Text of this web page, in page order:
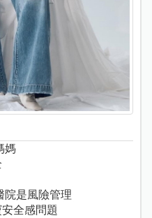
媽
院是風險管理
全感問題